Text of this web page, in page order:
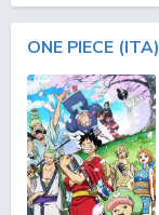
ONE PIECE (ITA)